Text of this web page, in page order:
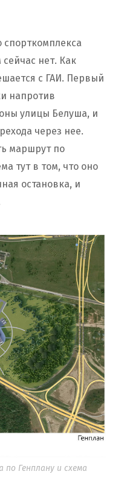
спорткомплекса
нет. Как
с ГАИ. Первый
напротив
улицы Белуша, и
через нее.
маршрут по
тут в том, что оно
остановка, и
по Генплану и схема